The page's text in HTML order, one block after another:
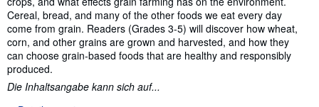
Cereal, bread, and many of the other foods we eat every day
come from grain. Readers (Grades 3-5) will discover how wheat,
corn, and other grains are grown and harvested, and how they
can choose grain-based foods that are healthy and responsibly
produced.
Die Inhaltsangabe kann sich auf...